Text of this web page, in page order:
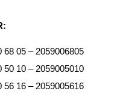
68 05 – 2059006805
50 10 – 2059005010
56 16 – 2059005616